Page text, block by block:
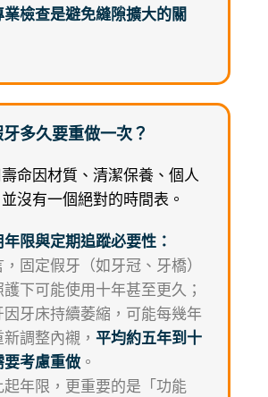
業檢查是避免縫隙擴大的關
多久要重做一次？
命因材質、清潔保養、個人
沒有一個絕對的時間表。
限與定期追蹤必要性：
固定假牙（如牙冠、牙橋）
下可能使用十年甚至更久；
因牙床持續萎縮，可能每幾年
新調整內襯，平均約五年到十
要考慮重做 。
起年限，更重要的是「功能